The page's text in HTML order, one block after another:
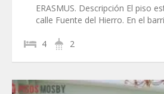
ERASMUS. Descripción El piso
calle Fuente del Hierro. En el
4 2